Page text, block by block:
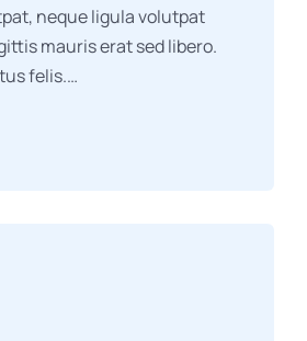
neque ligula volutpat
mauris erat sed libero.
felis.…